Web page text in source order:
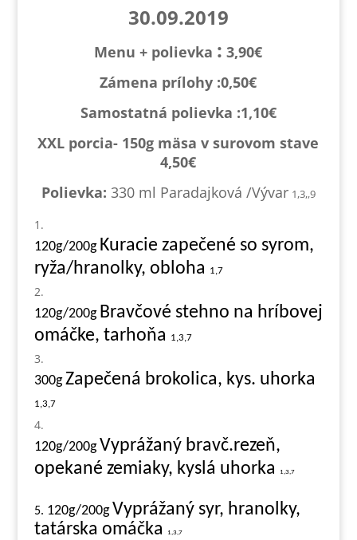
30.09.2019
Menu + polievka : 3,90€
Zámena prílohy :0,50€
Samostatná polievka :1,10€
XXL porcia- 150g mäsa v surovom stave
4,50€
Polievka: 330 ml Paradajková /Vývar 1,3,,9
120g/200g Kuracie zapečené so syrom,
ryža/hranolky, obloha
1,7
120g/200g Bravčové stehno na hríbovej
omáčke, tarhoňa
1,3,7
300gZapečená brokolica, kys. uhorka
1,3,7
120g/200gVyprážaný bravč.rezeň,
opekané zemiaky, kyslá uhorka
1,3,7
5. 120g/200gVyprážaný syr, hranolky,
tatárska omáčka
1,3,7